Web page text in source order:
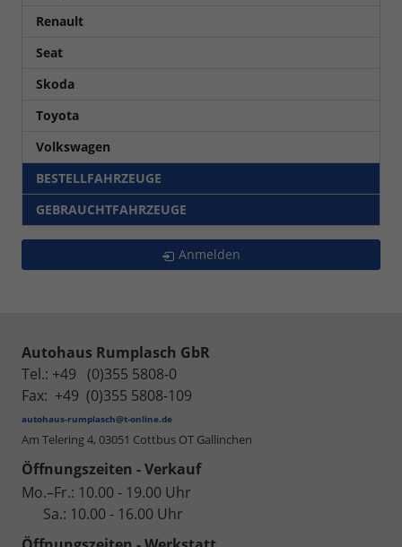
Renault
Seat
Skoda
Toyota
Volkswagen
BESTELLFAHRZEUGE
GEBRAUCHTFAHRZEUGE
Anmelden
Autohaus Rumplasch GbR
Tel.: +49 (0)355 5808-0
Fax: +49 (0)355 5808-109
autohaus-rumplasch@t-online.de
Am Telering 4, 03051 Cottbus OT Gallinchen
Öffnungszeiten - Verkauf
Mo.–Fr.: 10.00 - 19.00 Uhr
Sa.: 10.00 - 16.00 Uhr